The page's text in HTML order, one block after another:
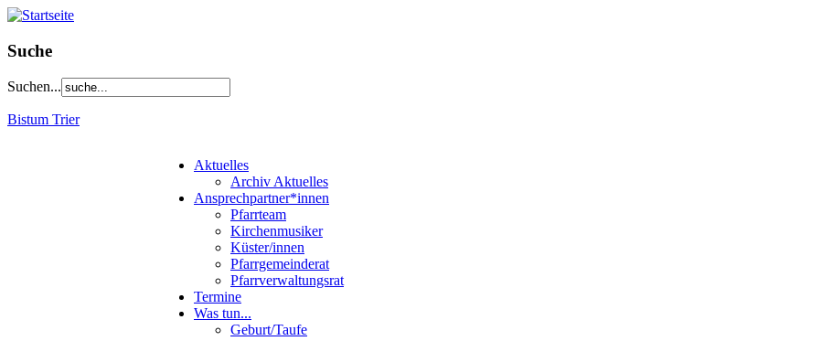
Suche
Suchen...
Bistum Trier
Aktuelles
Archiv Aktuelles
Ansprechpartner*innen
Pfarrteam
Kirchenmusiker
Küster/innen
Pfarrgemeinderat
Pfarrverwaltungsrat
Termine
Was tun...
Geburt/Taufe